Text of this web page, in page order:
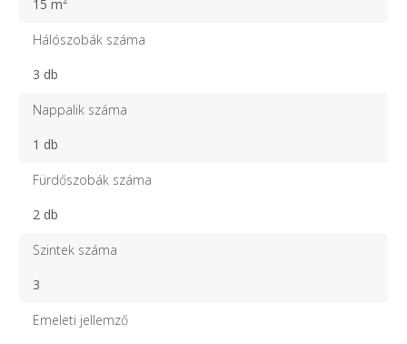
15 m
Hálószobák száma
3 db
Nappalik száma
1 db
Fürdőszobák száma
2 db
Szintek száma
3
Emeleti jellemző